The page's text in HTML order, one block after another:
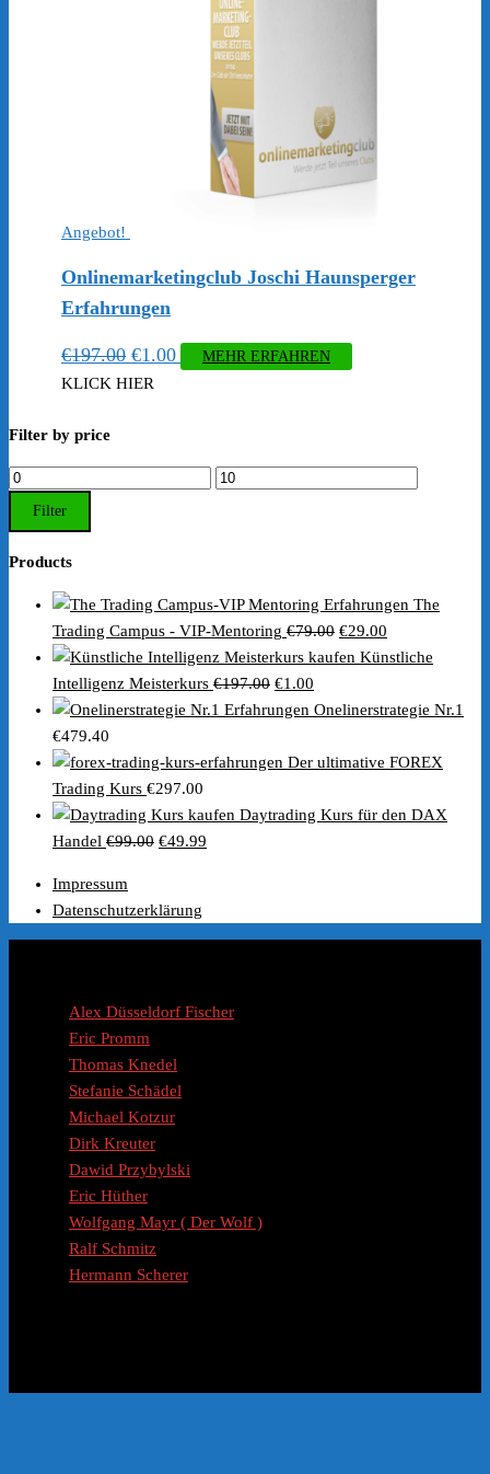
Angebot!
Onlinemarketingclub Joschi Haunsperger
Erfahrungen
€197.00 Ursprünglicher
Preis
€1.00Aktueller
MEHR ERFAHREN
KLICK HIER
Filter by price
Min.
Preis
Max.
Filter
Products
The
Trading Campus - VIP-Mentoring €79.00 Ursprünglicher
Preis
€79.00
€29.00
Preis
€29.00.
Künstliche
Intelligenz Meisterkurs €197.00 Ursprünglicher
Preis
€197.00
€1.00
Preis
€1.00.
Onelinerstrategie Nr.1
€479.40
Der ultimative FOREX
Trading Kurs €297.00
Daytrading Kurs für den DAX
Handel €99.00 Ursprünglicher
€99.00
€49.99
€49.99.
Impressum
Datenschutzerklärung
Alex Düsseldorf Fischer
Eric Promm
Thomas Knedel
Stefanie Schädel
Michael Kotzur
Dirk Kreuter
Dawid Przybylski
Eric Hüther
Wolfgang Mayr ( Der Wolf )
Ralf Schmitz
Hermann Scherer